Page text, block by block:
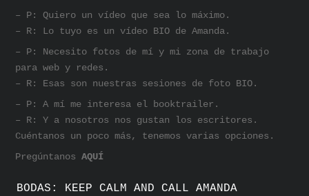
– P: Quiero un vídeo que sea lo máximo.
– R: Lo tuyo es un vídeo BIO de Amanda.
– P: Necesito fotos de mí y mi zona de trabajo
para web y redes.
– R: Esas son nuestras sesiones de foto BIO.
– P: A mí me interesa el booktrailer.
– R: Y a nosotros nos gustan los escritores.
Cuéntanos un poco más, tenemos varias opciones.
PregúntanosAQUÍ
BODAS: KEEP CALM AND CALL AMANDA